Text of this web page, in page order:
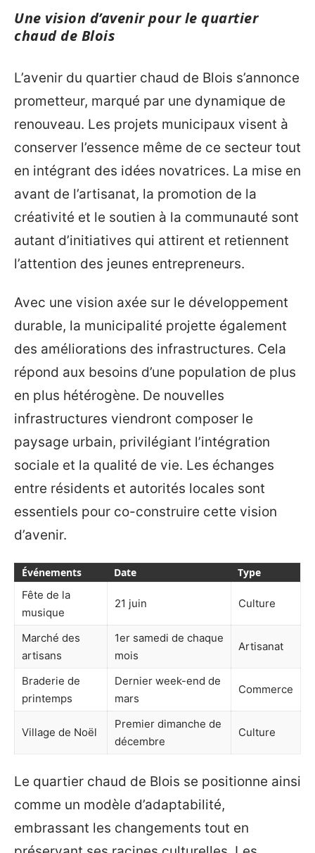
Une vision d’avenir pour le quartier
chaud de Blois
L’avenir du quartier chaud de Blois s’annonce
prometteur, marqué par une dynamique de
renouveau. Les projets municipaux visent à
conserver l’essence même de ce secteur tout
en intégrant des idées novatrices. La mise en
avant de l’artisanat, la promotion de la
créativité et le soutien à la communauté sont
autant d’initiatives qui attirent et retiennent
l’attention des jeunes entrepreneurs.
Avec une vision axée sur le développement
durable, la municipalité projette également
des améliorations des infrastructures. Cela
répond aux besoins d’une population de plus
en plus hétérogène. De nouvelles
infrastructures viendront composer le
paysage urbain, privilégiant l’intégration
sociale et la qualité de vie. Les échanges
entre résidents et autorités locales sont
essentiels pour co-construire cette vision
d’avenir.
Événements Date
Type
Fête de la
musique
21 juin Culture
Marché des
artisans
1er samedi de chaque
mois
Artisanat
Braderie de
printemps
Dernier week-end de
mars
Commerce
Village de Noël
Premier dimanche de
décembre
Culture
Le quartier chaud de Blois se positionne ainsi
comme un modèle d’adaptabilité,
embrassant les changements tout en